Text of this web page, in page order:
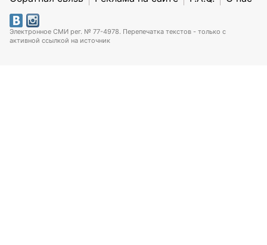
Электронное СМИ рег. № 77-4978. Перепечатка текстов - только с
активной ссылкой на источник